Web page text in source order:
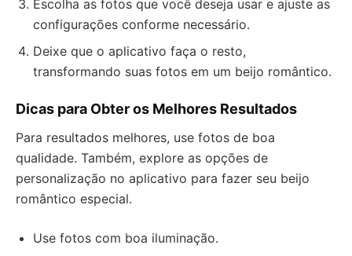
Escolha as fotos que você deseja usar e ajuste as
configurações conforme necessário.
Deixe que o aplicativo faça o resto,
transformando suas fotos em um beijo romântico.
Dicas para Obter os Melhores Resultados
Para resultados melhores, use fotos de boa
qualidade. Também, explore as opções de
personalização no aplicativo para fazer seu beijo
romântico especial.
Use fotos com boa iluminação.